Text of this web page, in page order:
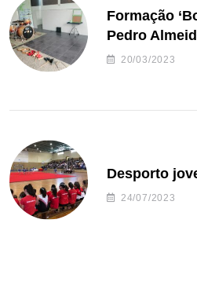
Formação
Pedro
20/03/2023
Desporto
24/07/2023